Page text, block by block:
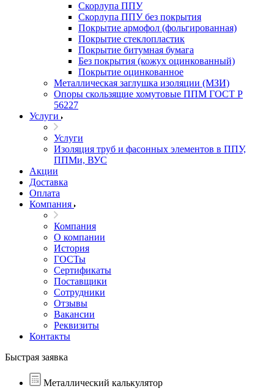
Скорлупа ППУ
Скорлупа ППУ без покрытия
Покрытие армофол (фольгированная)
Покрытие стеклопластик
Покрытие битумная бумага
Без покрытия (кожух оцинкованный)
Покрытие оцинкованное
Металлическая заглушка изоляции (МЗИ)
Опоры скользящие хомутовые ППМ ГОСТ Р
56227
Услуги
Услуги
Изоляция труб и фасонных элементов в ППУ,
ППМи, ВУС
Акции
Доставка
Оплата
Компания
Компания
О компании
История
ГОСТы
Сертификаты
Поставщики
Сотрудники
Отзывы
Вакансии
Реквизиты
Контакты
Быстрая заявка
Металлический калькулятор